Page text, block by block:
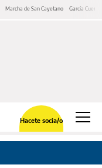
Marcha de San Cayetano García Cuerva
Hacete socia/o